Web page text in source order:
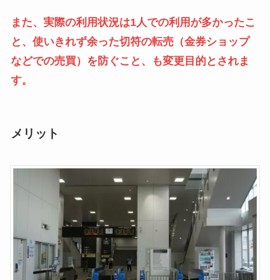
また、実際の利用状況は1人での利用が多かったこ
と、使いきれず余った切符の転売（金券ショップ
などでの売買）を防ぐこと、も変更目的とされま
す。
メリット